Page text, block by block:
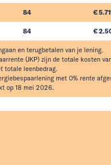
84 €
84 €
en terugbetalen van je lening.
(JKP) zijn de totale kosten
totale leenbedrag.
met 0% rente
op 18 mei 2026.